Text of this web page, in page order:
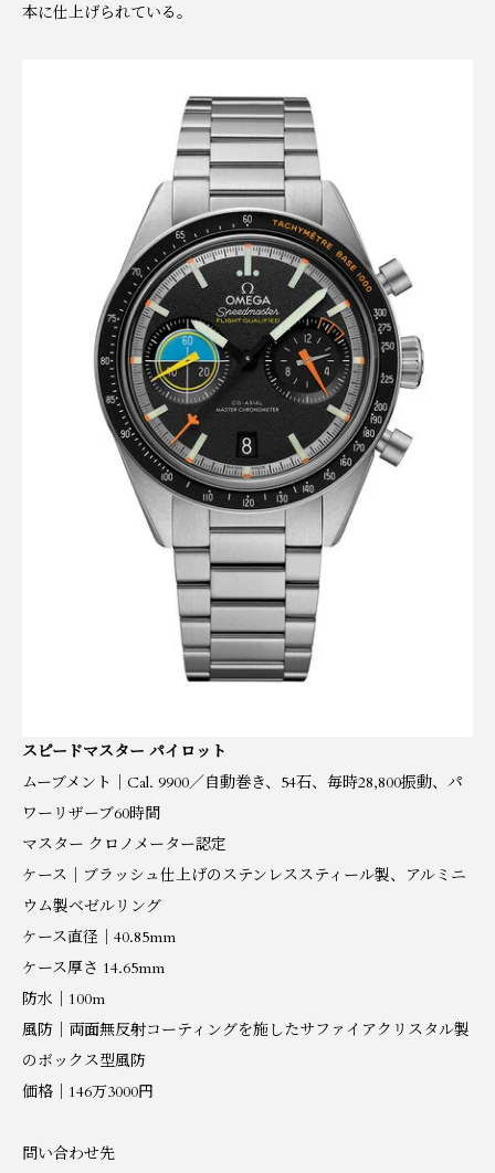
本に仕上げられている。
スピードマスター パイロット
ムーブメント｜Cal. 9900／自動巻き、54石、毎時28,800振動、パ
ワーリザーブ60時間
マスター クロノメーター認定
ケース｜ブラッシュ仕上げのステンレススティール製、アルミニ
ウム製ベゼルリング
ケース直径｜40.85mm
ケース厚さ 14.65mm
防水｜100m
風防｜両面無反射コーティングを施したサファイアクリスタル製
のボックス型風防
価格｜146万3000円
問い合わせ先